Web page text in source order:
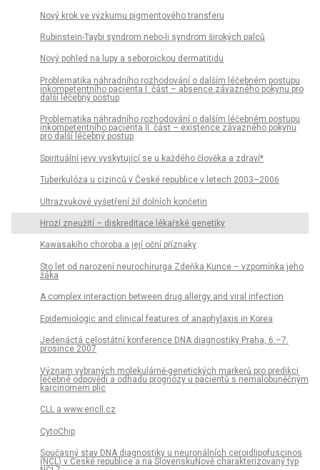
Nový krok ve výzkumu pigmentového transferu
Rubinstein-Taybi syndrom nebo-li syndrom širokých palců
Nový pohled na lupy a seboroickou dermatitidu
Problematika náhradního rozhodování o dalším léčebném postupu
inkompetentního pacienta I. část – absence závazného pokynu pro
další léčebný postup
Problematika náhradního rozhodování o dalším léčebném postupu
inkompetentního pacienta II. část – existence závazného pokynu
pro další léčebný postup
Spirituální jevy vyskytující se u každého člověka a zdraví*
Tuberkulóza u cizinců v České republice v letech 2003–2006
Ultrazvukové vyšetření žil dolních končetin
Hrozí zneužití – diskreditace lékařské genetiky
Kawasakiho choroba a její oční příznaky
Sto let od narození neurochirurga Zdeňka Kunce – vzpomínka jeho
žáka
A complex interaction between drug allergy and viral infection
Epidemiologic and clinical features of anaphylaxis in Korea
Jedenáctá celostátní konference DNA diagnostiky Praha, 6.–7.
prosince 2007
Význam vybraných molekulárně-genetických markerů pro predikci
léčebné odpovědi a odhadu prognózy u pacientů s nemalobuněčným
karcinomem plic
CLL a www.ericll.cz
CytoChip
Současný stav DNA diagnostiky u neuronálních ceroidlipofuscinos
(NCL) v České republice a na SlovenskuNově charakterizovaný typ